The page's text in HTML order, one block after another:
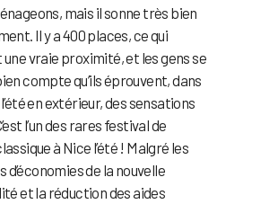
mais il sonne très bien
Il y a 400 places, ce qui
vraie proximité, et les gens se
compte qu’ils éprouvent, dans
en extérieur, des sensations
l’un des rares festival de
à Nice l’été ! Malgré les
d’économies de la nouvelle
et la réduction des aides